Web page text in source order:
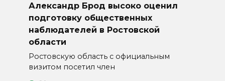
Александр Брод высоко оценил
подготовку общественных
наблюдателей в Ростовской
области
Ростовскую область с официальным
визитом посетил член